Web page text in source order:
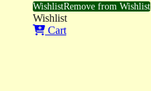
WishlistRemove from Wishlist
Wishlist
Cart